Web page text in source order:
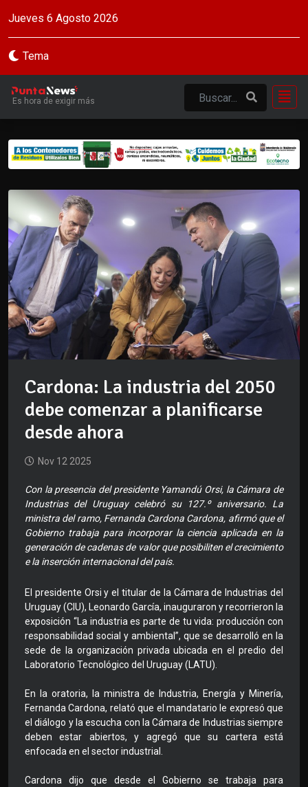
Jueves 6 Agosto 2026
Tema
Es hora de exigir más
Cardona: La industria del 2050
debe comenzar a planificarse
desde ahora
Nov 12 2025
Con la presencia del presidente Yamandú Orsi, la Cámara de
Industrias del Uruguay celebró su 127.º aniversario. La
ministra del ramo, Fernanda Cardona Cardona, afirmó que el
Gobierno trabaja para incorporar la ciencia aplicada en la
generación de cadenas de valor que posibiliten el crecimiento
e la inserción internacional del país.
El presidente Orsi y el titular de la Cámara de Industrias del
Uruguay (CIU), Leonardo García, inauguraron y recorrieron la
exposición “La industria es parte de tu vida: producción con
responsabilidad social y ambiental”, que se desarrolló en la
sede de la organización privada ubicada en el predio del
Laboratorio Tecnológico del Uruguay (LATU).
En la oratoria, la ministra de Industria, Energía y Minería,
Fernanda Cardona, relató que el mandatario le expresó que
el diálogo y la escucha con la Cámara de Industrias siempre
deben estar abiertos, y agregó que su cartera está
enfocada en el sector industrial.
Cardona dijo que desde el Gobierno se trabaja para